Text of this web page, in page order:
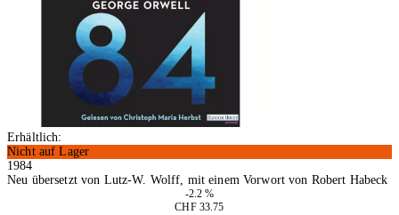
Erhältlich:
Nicht auf Lager
1984
Neu übersetzt von Lutz-W. Wolff, mit einem Vorwort von Robert Habeck
-2.2 %
CHF 33.75